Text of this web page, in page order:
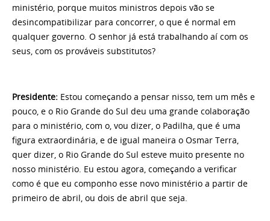
ministério, porque muitos ministros depois vão se
desincompatibilizar para concorrer, o que é normal em
qualquer governo. O senhor já está trabalhando aí com os
seus, com os prováveis substitutos?
Presidente: Estou começando a pensar nisso, tem um mês e
pouco, e o Rio Grande do Sul deu uma grande colaboração
para o ministério, com o, vou dizer, o Padilha, que é uma
figura extraordinária, e de igual maneira o Osmar Terra,
quer dizer, o Rio Grande do Sul esteve muito presente no
nosso ministério. Eu estou agora, começando a verificar
como é que eu componho esse novo ministério a partir de
primeiro de abril, ou dois de abril que seja.